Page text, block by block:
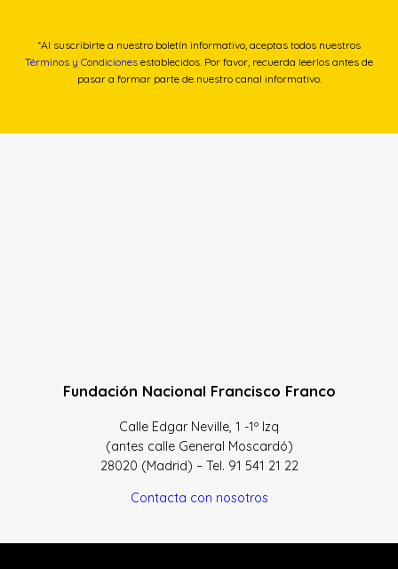
*Al suscribirte a nuestro boletín informativo, aceptas todos nuestros
Términos y Condiciones establecidos. Por favor, recuerda leerlos antes de
pasar a formar parte de nuestro canal informativo.
Fundación Nacional Francisco Franco
Calle Edgar Neville, 1 -1º Izq
(antes calle General Moscardó)
28020 (Madrid) – Tel. 91 541 21 22
Contacta con nosotros